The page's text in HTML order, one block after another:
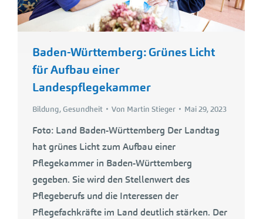
Baden-Württemberg: Grünes Licht
für Aufbau einer
Landespflegekammer
Bildung,Gesundheit Von Martin Stieger Mai 29, 2023
Foto: Land Baden-Württemberg Der Landtag
hat grünes Licht zum Aufbau einer
Pflegekammer in Baden-Württemberg
gegeben. Sie wird den Stellenwert des
Pflegeberufs und die Interessen der
Pflegefachkräfte im Land deutlich stärken. Der